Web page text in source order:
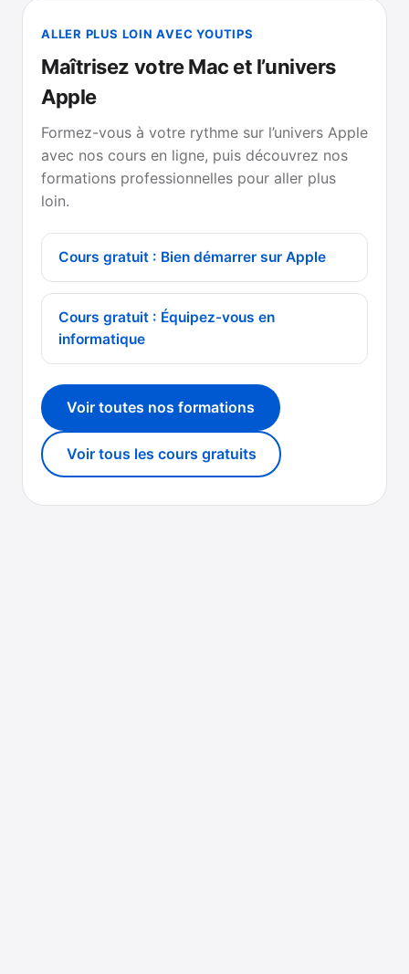
ALLER PLUS LOIN AVEC YOUTIPS
Maîtrisez votre Mac et l’univers
Apple
Formez-vous à votre rythme sur l’univers Apple
avec nos cours en ligne, puis découvrez nos
formations professionnelles pour aller plus
loin.
Cours gratuit : Bien démarrer sur Apple
Cours gratuit : Équipez-vous en
informatique
Voir toutes nos formations
Voir tous les cours gratuits